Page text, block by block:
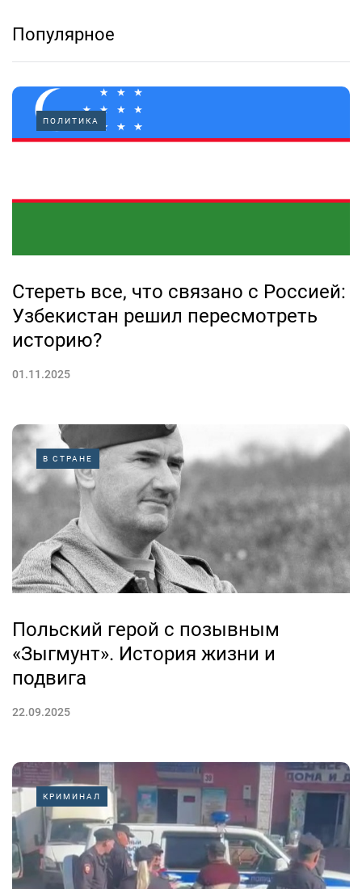
Популярное
ПОЛИТИКА
Стереть все, что связано с Россией:
Узбекистан решил пересмотреть
историю?
01.11.2025
В СТРАНЕ
Польский герой с позывным
«Зыгмунт». История жизни и
подвига
22.09.2025
КРИМИНАЛ